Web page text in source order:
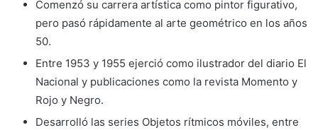
Comenzó su carrera artística como pintor figurativo,
pero pasó rápidamente al arte geométrico en los años
50.
Entre 1953 y 1955 ejerció como ilustrador del diario El
Nacional y publicaciones como la revista Momento y
Rojo y Negro.
Desarrolló las series Objetos rítmicos móviles, entre